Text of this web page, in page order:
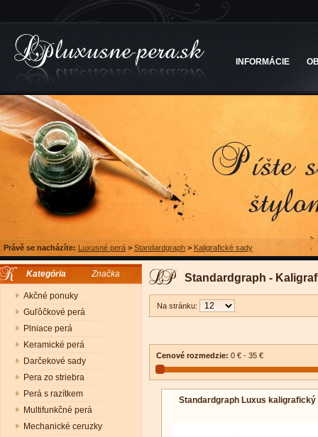
INFORMÁCIE
Právě se nacházíte: Luxusné perá > Standardgraph > Kaligrafické sady
Kategória Značka
Akčné ponuky
Guľôčkové perá
Plniace perá
Keramické perá
Darčekové sady
Pera zo striebra
Perá s razítkem
Multifunkčné perá
Mechanické ceruzky
Standardgraph -
Na stránku:
Cenové rozmedzie: 0 € - 35 €
Standardgraph Luxus kaligrafický